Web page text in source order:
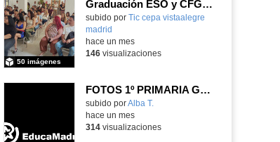
Graduación ESO y CFGB 2026
subido por Tic cepa vistaalegre
madrid
50 imágenes
hace un mes
146visualizaciones
FOTOS 1º PRIMARIA GONZALO DE BERCEO
subido porAlba T.
hace un mes
314visualizaciones